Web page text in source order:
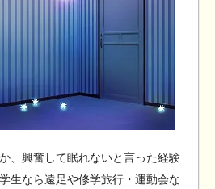
、興奮して眠れないと言った経験
生なら遠足や修学旅行・運動会な